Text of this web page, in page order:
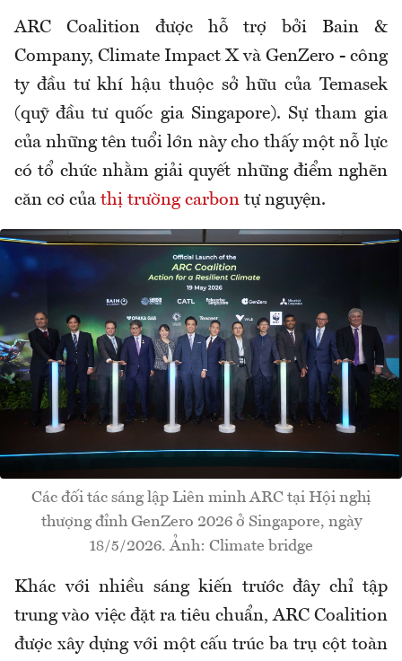
ARC Coalition được hỗ trợ bởi Bain &
Company, Climate Impact X và GenZero - công
ty đầu tư khí hậu thuộc sở hữu của Temasek
(quỹ đầu tư quốc gia Singapore). Sự tham gia
của những tên tuổi lớn này cho thấy một nỗ lực
có tổ chức nhằm giải quyết những điểm nghẽn
căn cơ của thị trường carbon tự nguyện.
Các đối tác sáng lập Liên minh ARC tại Hội nghị
thượng đỉnh GenZero 2026 ở Singapore, ngày
18/5/2026. Ảnh: Climate bridge
Khác với nhiều sáng kiến trước đây chỉ tập
trung vào việc đặt ra tiêu chuẩn, ARC Coalition
được xây dựng với một cấu trúc ba trụ cột toàn